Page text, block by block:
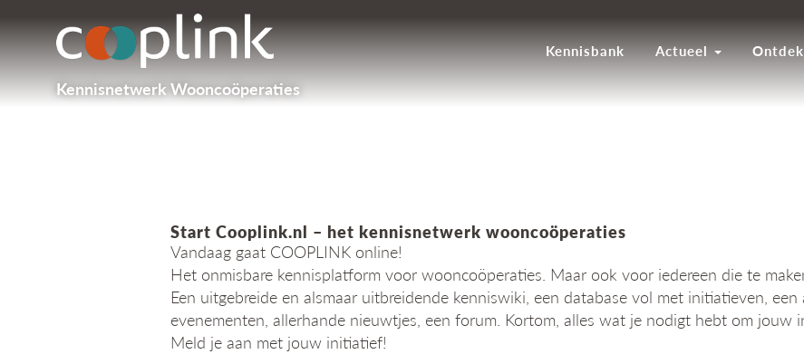
Kennisnetwerk Wooncoöperaties
Kennisbank Actueel
Start Cooplink.nl – het kennisnetwerk wooncoöperaties
Vandaag gaat COOPLINK online!
Het onmisbare kennisplatform voor wooncoöperaties. Maar ook voor iedereen die te
Een uitgebreide en alsmaar uitbreidende kenniswiki, een database vol met initiatieven,
evenementen, allerhande nieuwtjes, een forum. Kortom, alles wat je nodigt hebt om jouw
Meld je aan met jouw initiatief!